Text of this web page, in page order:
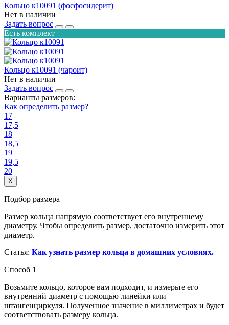
Кольцо к10091 (фосфосидерит)
Нет в наличии
Задать вопрос
Есть комплект
Кольцо к10091 (чароит)
Нет в наличии
Задать вопрос
Варианты размеров:
Как определить размер?
17
17,5
18
18,5
19
19,5
20
X
Подбор размера
Размер кольца напрямую соответствует его внутреннему
диаметру. Чтобы определить размер, достаточно измерить этот
диаметр.
Статья: Как узнать размер кольца в домашних условиях.
Способ 1
Возьмите кольцо, которое вам подходит, и измерьте его
внутренний диаметр с помощью линейки или
штангенциркуля. Полученное значение в миллиметрах и будет
соответствовать размеру кольца.